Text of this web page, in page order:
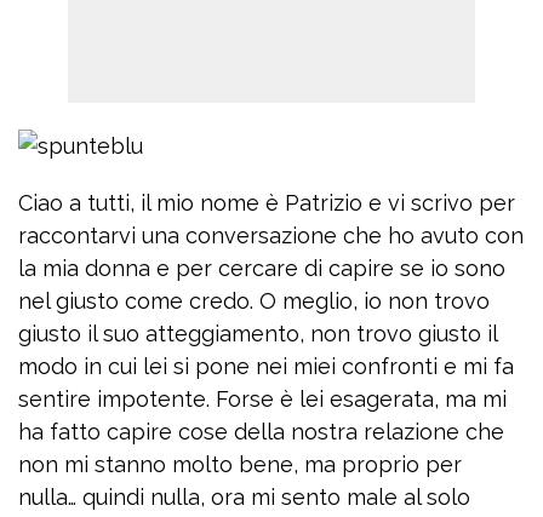
Ciao a tutti, il mio nome è Patrizio e vi scrivo per
raccontarvi una conversazione che ho avuto con
la mia donna e per cercare di capire se io sono
nel giusto come credo. O meglio, io non trovo
giusto il suo atteggiamento, non trovo giusto il
modo in cui lei si pone nei miei confronti e mi fa
sentire impotente. Forse è lei esagerata, ma mi
ha fatto capire cose della nostra relazione che
non mi stanno molto bene, ma proprio per
nulla… quindi nulla, ora mi sento male al solo